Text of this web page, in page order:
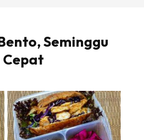
Seminggu
Cepat